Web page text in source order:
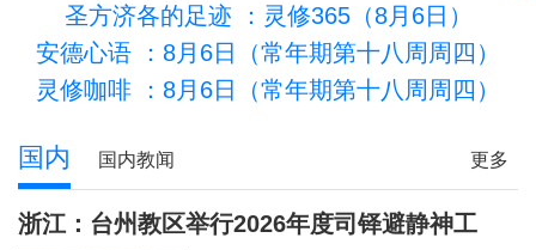
圣方济各的足迹 ：灵修365（8月6日）
安德心语 ：8月6日（常年期第十八周周四）
灵修咖啡 ：8月6日（常年期第十八周周四）
更多
国内 国内教闻
浙江：台州教区举行2026年度司铎避静神工